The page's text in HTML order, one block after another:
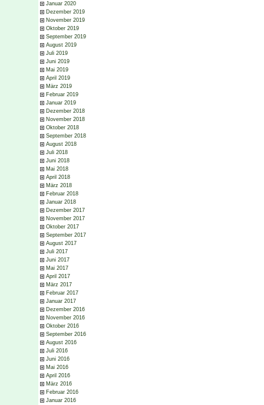
Januar 2020
Dezember 2019
November 2019
Oktober 2019
September 2019
August 2019
Juli 2019
Juni 2019
Mai 2019
April 2019
März 2019
Februar 2019
Januar 2019
Dezember 2018
November 2018
Oktober 2018
September 2018
August 2018
Juli 2018
Juni 2018
Mai 2018
April 2018
März 2018
Februar 2018
Januar 2018
Dezember 2017
November 2017
Oktober 2017
September 2017
August 2017
Juli 2017
Juni 2017
Mai 2017
April 2017
März 2017
Februar 2017
Januar 2017
Dezember 2016
November 2016
Oktober 2016
September 2016
August 2016
Juli 2016
Juni 2016
Mai 2016
April 2016
März 2016
Februar 2016
Januar 2016